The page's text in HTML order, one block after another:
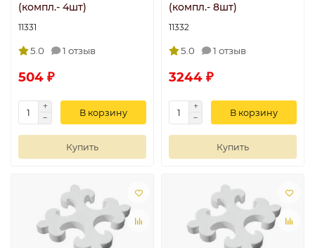
(компл.- 4шт)
11331
5.0 1 отзыв
504 ₽
В корзину
Купить
(компл.- 8шт)
11332
5.0 1 отзыв
3244 ₽
В корзину
Купить